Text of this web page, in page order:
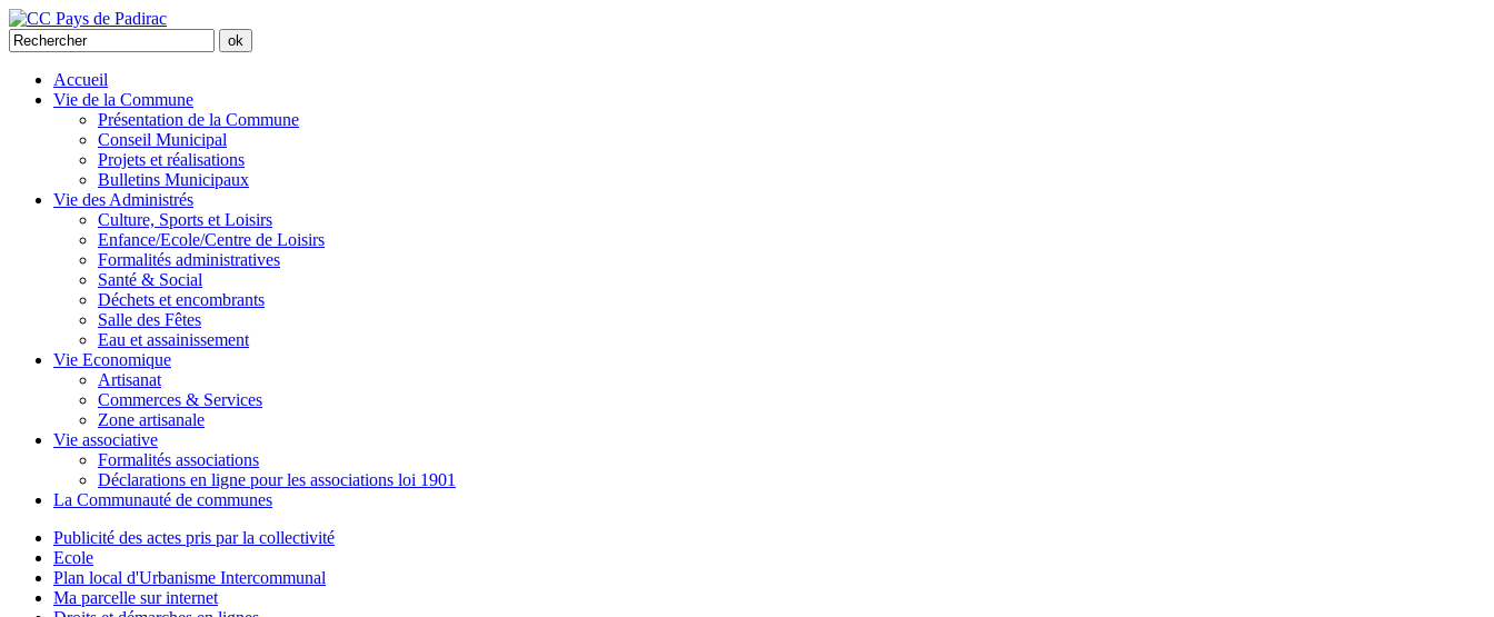
Accueil
Vie de la Commune
Présentation de la Commune
Conseil Municipal
Projets et réalisations
Bulletins Municipaux
Vie des Administrés
Culture, Sports et Loisirs
Enfance/Ecole/Centre de Loisirs
Formalités administratives
Santé & Social
Déchets et encombrants
Salle des Fêtes
Eau et assainissement
Vie Economique
Artisanat
Commerces & Services
Zone artisanale
Vie associative
Formalités associations
Déclarations en ligne pour les associations loi 1901
La Communauté de communes
Publicité des actes pris par la collectivité
Ecole
Plan local d'Urbanisme Intercommunal
Ma parcelle sur internet